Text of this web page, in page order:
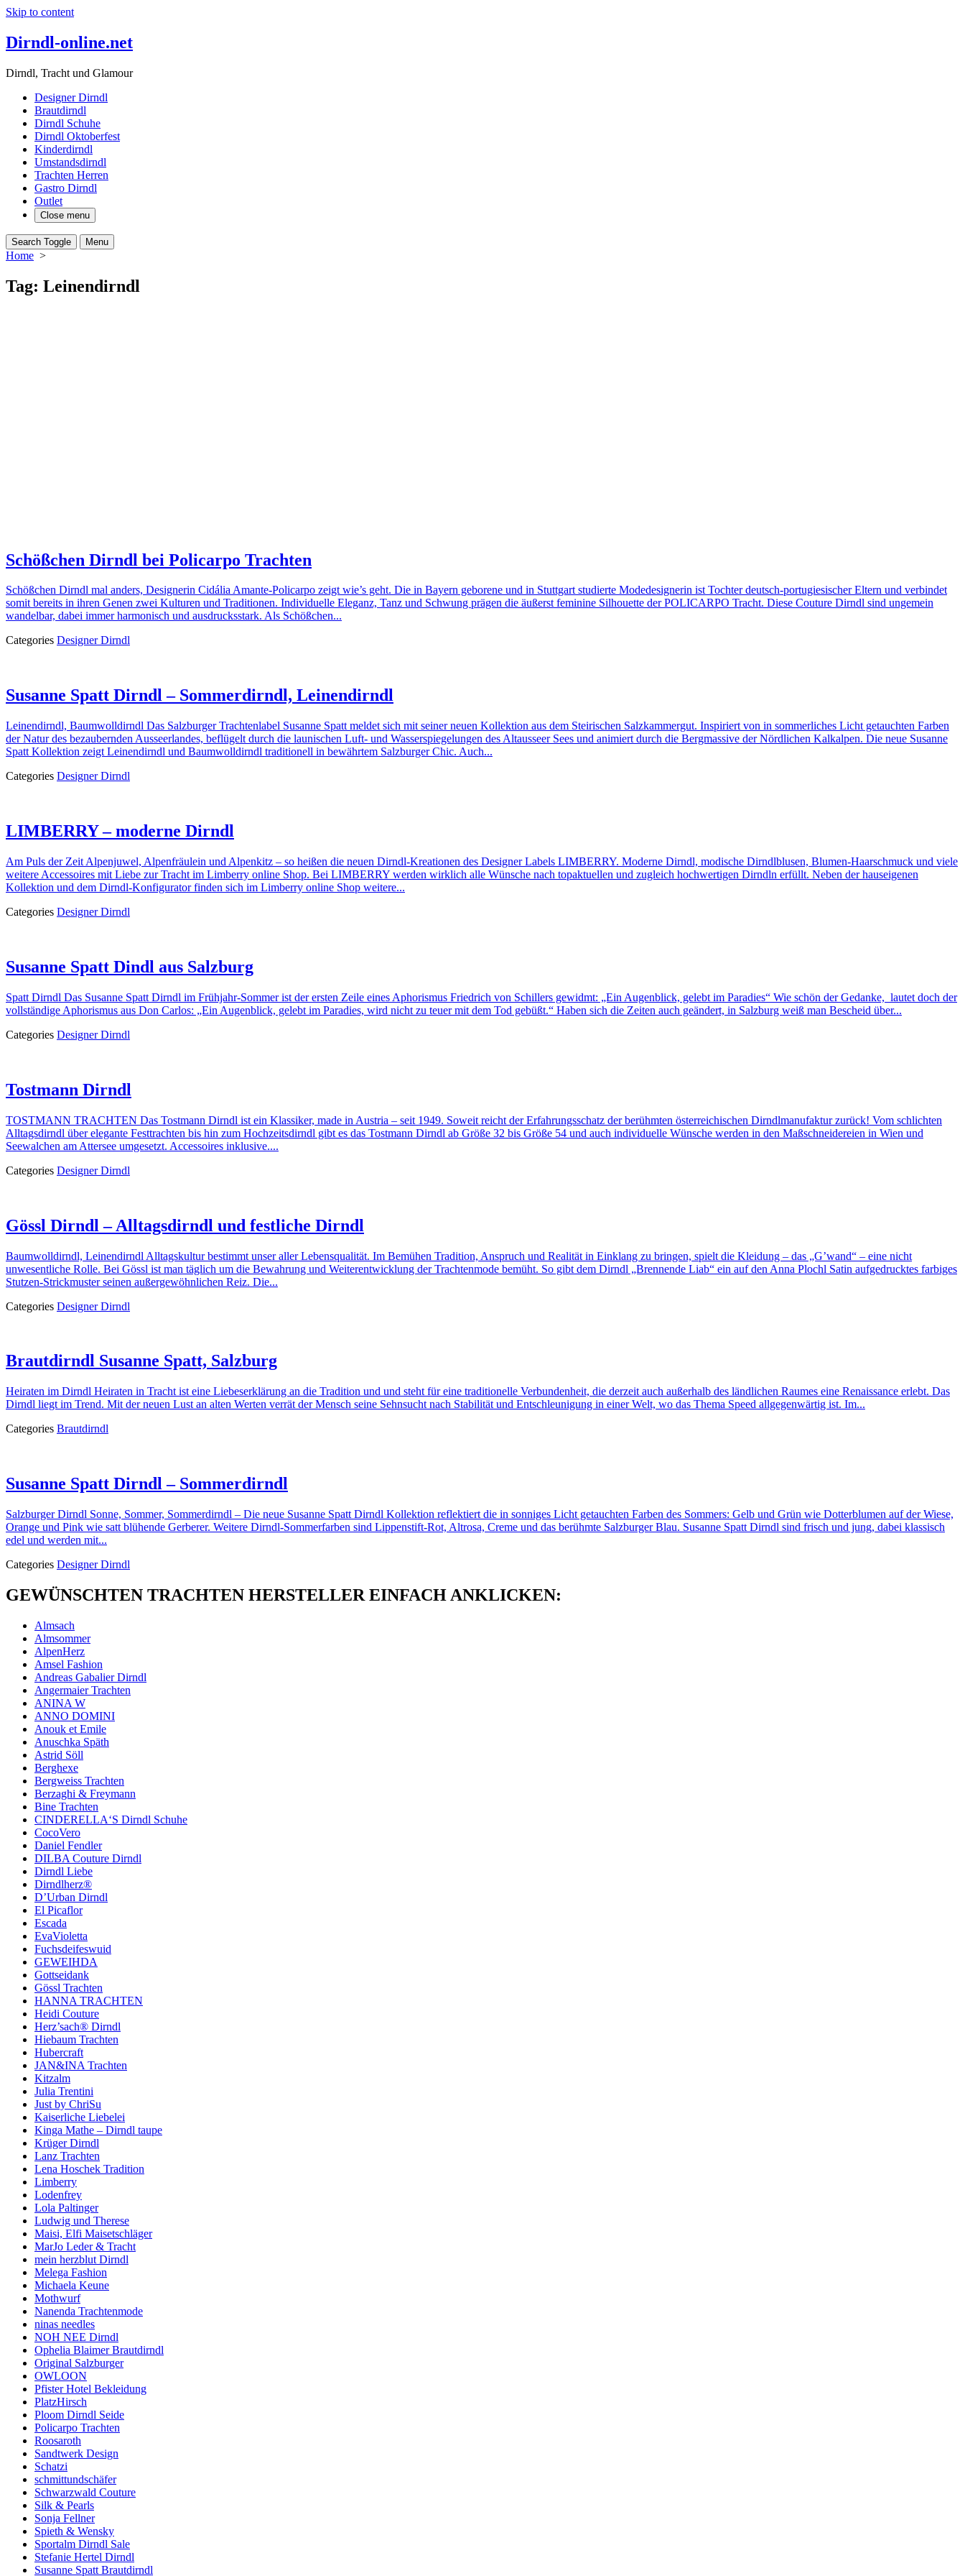
Skip to content
Dirndl-online.net
Dirndl, Tracht und Glamour
Designer Dirndl
Brautdirndl
Dirndl Schuhe
Dirndl Oktoberfest
Kinderdirndl
Umstandsdirndl
Trachten Herren
Gastro Dirndl
Outlet
Close menu
Search Toggle Menu
Home >
Tag: Leinendirndl
Schößchen Dirndl bei Policarpo Trachten
Schößchen Dirndl mal anders, Designerin Cidália Amante-Policarpo zeigt wie’s geht. Die in Bayern geborene und in Stuttgart studierte Modedesignerin ist Tochter deutsch-portugiesischer Eltern und verbindet
somit bereits in ihren Genen zwei Kulturen und Traditionen. Individuelle Eleganz, Tanz und Schwung prägen die äußerst feminine Silhouette der POLICARPO Tracht. Diese Couture Dirndl sind ungemein
wandelbar, dabei immer harmonisch und ausdrucksstark. Als Schößchen...
Categories Designer Dirndl
Susanne Spatt Dirndl – Sommerdirndl, Leinendirndl
Leinendirndl, Baumwolldirndl Das Salzburger Trachtenlabel Susanne Spatt meldet sich mit seiner neuen Kollektion aus dem Steirischen Salzkammergut. Inspiriert von in sommerliches Licht getauchten Farben
der Natur des bezaubernden Ausseerlandes, beflügelt durch die launischen Luft- und Wasserspiegelungen des Altausseer Sees und animiert durch die Bergmassive der Nördlichen Kalkalpen. Die neue Susanne
Spatt Kollektion zeigt Leinendirndl und Baumwolldirndl traditionell in bewährtem Salzburger Chic. Auch...
Categories Designer Dirndl
LIMBERRY – moderne Dirndl
Am Puls der Zeit Alpenjuwel, Alpenfräulein und Alpenkitz – so heißen die neuen Dirndl-Kreationen des Designer Labels LIMBERRY. Moderne Dirndl, modische Dirndlblusen, Blumen-Haarschmuck und viele
weitere Accessoires mit Liebe zur Tracht im Limberry online Shop. Bei LIMBERRY werden wirklich alle Wünsche nach topaktuellen und zugleich hochwertigen Dirndln erfüllt. Neben der hauseigenen
Kollektion und dem Dirndl-Konfigurator finden sich im Limberry online Shop weitere...
Categories Designer Dirndl
Susanne Spatt Dindl aus Salzburg
Spatt Dirndl Das Susanne Spatt Dirndl im Frühjahr-Sommer ist der ersten Zeile eines Aphorismus Friedrich von Schillers gewidmt: „Ein Augenblick, gelebt im Paradies“ Wie schön der Gedanke, lautet doch der
vollständige Aphorismus aus Don Carlos: „Ein Augenblick, gelebt im Paradies, wird nicht zu teuer mit dem Tod gebüßt.“ Haben sich die Zeiten auch geändert, in Salzburg weiß man Bescheid über...
Categories Designer Dirndl
Tostmann Dirndl
TOSTMANN TRACHTEN Das Tostmann Dirndl ist ein Klassiker, made in Austria – seit 1949. Soweit reicht der Erfahrungsschatz der berühmten österreichischen Dirndlmanufaktur zurück! Vom schlichten
Alltagsdirndl über elegante Festtrachten bis hin zum Hochzeitsdirndl gibt es das Tostmann Dirndl ab Größe 32 bis Größe 54 und auch individuelle Wünsche werden in den Maßschneidereien in Wien und
Seewalchen am Attersee umgesetzt. Accessoires inklusive....
Categories Designer Dirndl
Gössl Dirndl – Alltagsdirndl und festliche Dirndl
Baumwolldirndl, Leinendirndl Alltagskultur bestimmt unser aller Lebensqualität. Im Bemühen Tradition, Anspruch und Realität in Einklang zu bringen, spielt die Kleidung – das „G’wand“ – eine nicht
unwesentliche Rolle. Bei Gössl ist man täglich um die Bewahrung und Weiterentwicklung der Trachtenmode bemüht. So gibt dem Dirndl „Brennende Liab“ ein auf den Anna Plochl Satin aufgedrucktes farbiges
Stutzen-Strickmuster seinen außergewöhnlichen Reiz. Die...
Categories Designer Dirndl
Brautdirndl Susanne Spatt, Salzburg
Heiraten im Dirndl Heiraten in Tracht ist eine Liebeserklärung an die Tradition und und steht für eine traditionelle Verbundenheit, die derzeit auch außerhalb des ländlichen Raumes eine Renaissance erlebt. Das
Dirndl liegt im Trend. Mit der neuen Lust an alten Werten verrät der Mensch seine Sehnsucht nach Stabilität und Entschleunigung in einer Welt, wo das Thema Speed allgegenwärtig ist. Im...
Categories Brautdirndl
Susanne Spatt Dirndl – Sommerdirndl
Salzburger Dirndl Sonne, Sommer, Sommerdirndl – Die neue Susanne Spatt Dirndl Kollektion reflektiert die in sonniges Licht getauchten Farben des Sommers: Gelb und Grün wie Dotterblumen auf der Wiese,
Orange und Pink wie satt blühende Gerberer. Weitere Dirndl-Sommerfarben sind Lippenstift-Rot, Altrosa, Creme und das berühmte Salzburger Blau. Susanne Spatt Dirndl sind frisch und jung, dabei klassisch
edel und werden mit...
Categories Designer Dirndl
GEWÜNSCHTEN TRACHTEN HERSTELLER EINFACH ANKLICKEN:
Almsach
Almsommer
AlpenHerz
Amsel Fashion
Andreas Gabalier Dirndl
Angermaier Trachten
ANINA W
ANNO DOMINI
Anouk et Emile
Anuschka Späth
Astrid Söll
Berghexe
Bergweiss Trachten
Berzaghi & Freymann
Bine Trachten
CINDERELLA‘S Dirndl Schuhe
CocoVero
Daniel Fendler
DILBA Couture Dirndl
Dirndl Liebe
Dirndlherz®
D’Urban Dirndl
El Picaflor
Escada
EvaVioletta
Fuchsdeifeswuid
GEWEIHDA
Gottseidank
Gössl Trachten
HANNA TRACHTEN
Heidi Couture
Herz’sach® Dirndl
Hiebaum Trachten
Hubercraft
JAN&INA Trachten
Kitzalm
Julia Trentini
Just by ChriSu
Kaiserliche Liebelei
Kinga Mathe – Dirndl taupe
Krüger Dirndl
Lanz Trachten
Lena Hoschek Tradition
Limberry
Lodenfrey
Lola Paltinger
Ludwig und Therese
Maisi, Elfi Maisetschläger
MarJo Leder & Tracht
mein herzblut Dirndl
Melega Fashion
Michaela Keune
Mothwurf
Nanenda Trachtenmode
ninas needles
NOH NEE Dirndl
Ophelia Blaimer Brautdirndl
Original Salzburger
OWLOON
Pfister Hotel Bekleidung
PlatzHirsch
Ploom Dirndl Seide
Policarpo Trachten
Roosaroth
Sandtwerk Design
Schatzi
schmittundschäfer
Schwarzwald Couture
Silk & Pearls
Sonja Fellner
Spieth & Wensky
Sportalm Dirndl Sale
Stefanie Hertel Dirndl
Susanne Spatt Brautdirndl